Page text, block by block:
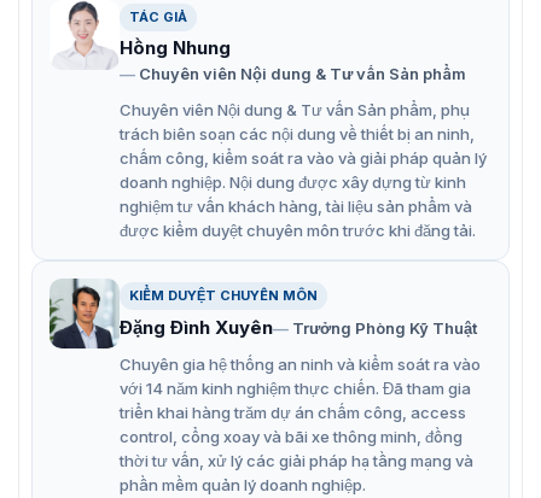
Máy phát điện cảm ứng Power Cube SA 80
Hệ thống điều khiển bộ vi xử lý nhúng dựa trên mạng
lưới tín hiệu phản hồi rộng, cho phép kiểm soát dòng
điện và điện áp cuộn dây tốt, đồng thời đảm bảo tính
nhất quán và độ chính xác của việc tạo ra công suất đầu
ra, phù hợp với các quy trình sản xuất có độ lặp lại cao.
Tính năng máy phát điện cảm ứng
Power Cube SA/80
Hệ thống thích ứng của power cube SA / 80 với tải hoàn
toàn tự động. Người vận hành không phải thực hiện bất
kỳ loại vận hành cơ học nào trên Máy phát điện hoặc
trên Đầu gia nhiệt.Chức năng Autolearn cung cấp một
quy trình hoàn toàn tự động để lựa chọn các thông số
TÁC GIẢ
Hồng Nhung
Chuyên viên Nội dung & Tư vấn Sản phẩm
Chuyên viên Nội dung & Tư vấn Sản phẩm, phụ
trách biên soạn các nội dung về thiết bị an ninh,
chấm công, kiểm soát ra vào và giải pháp quản lý
doanh nghiệp. Nội dung được xây dựng từ kinh
nghiệm tư vấn khách hàng, tài liệu sản phẩm và
được kiểm duyệt chuyên môn trước khi đăng tải.
KIỂM DUYỆT CHUYÊN MÔN
Đặng Đình Xuyên
Trưởng Phòng Kỹ Thuật
Chuyên gia hệ thống an ninh và kiểm soát ra vào
với 14 năm kinh nghiệm thực chiến. Đã tham gia
triển khai hàng trăm dự án chấm công, access
control, cổng xoay và bãi xe thông minh, đồng
thời tư vấn, xử lý các giải pháp hạ tầng mạng và
phần mềm quản lý doanh nghiệp.